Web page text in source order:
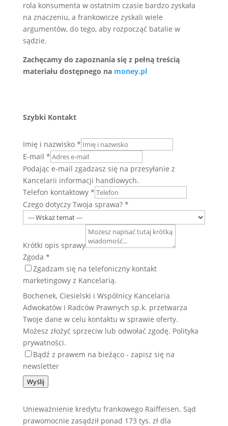
rola konsumenta w ostatnim czasie bardzo zyskała
na znaczeniu, a frankowicze zyskali wiele
argumentów, do tego, aby rozpocząć batalie w
sądzie.
Zachęcamy do zapoznania się z pełną treścią
materiału dostępnego na money.pl
Szybki Kontakt
Imię i nazwisko *
E-mail *
Podając e-mail zgadzasz się na przesyłanie z
Kancelarii informacji handlowych.
Telefon kontaktowy *
Czego dotyczy Twoja sprawa? *
Krótki opis sprawy
Zgoda *
Zgadzam się na telefoniczny kontakt
marketingowy z Kancelarią.
Bochenek, Ciesielski i Wspólnicy Kancelaria
Adwokatów i Radców Prawnych sp.k. przetwarza
Twoje dane w celu kontaktu w sprawie oferty.
Możesz złożyć sprzeciw lub odwołać zgodę. Polityka
prywatności.
Bądź z prawem na bieżąco - zapisz się na
newsletter
Wyślij
Unieważnienie kredytu frankowego Raiffeisen. Sąd
prawomocnie zasądził ponad 173 tys. zł dla